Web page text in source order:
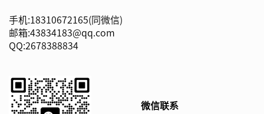
手机:18310672165(同微信)
邮箱:43834183@qq.com
QQ:2678388834
微信联系